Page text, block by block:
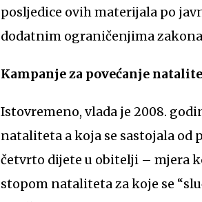
posljedice ovih materijala po
dodatnim ograničenjima zakona
Kampanje za povećanje
Istovremeno, vlada je 2008.
nataliteta a koja se sastojala od
četvrto dijete u obitelji – mjera
stopom nataliteta za koje se